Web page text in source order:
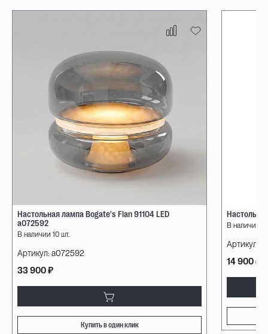
Настольная лампа Bogate's Flan 91104 LED
a072592
В наличии 10 шт.
Артикул: a072592
33 900 ₽
Купить в один клик
В наличии
Артикул:
14 900 ₽